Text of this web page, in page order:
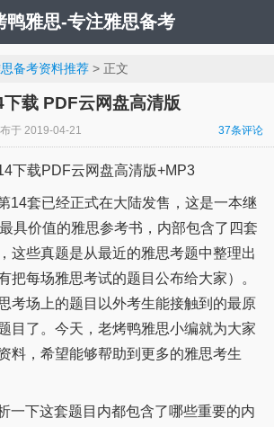
鸭雅思-专注雅思备考
备考资料推荐> 正文
载 PDF云网盘高清版
于 2019-04-21 37条评论
下载PDF云网盘高清版+MP3
14套已经正式在大陆发售，这是一本继
具价值的雅思参考书，内部包含了四套
这些真题是从最近的雅思考题中整理出
把每场雅思考试的题目公布给大家）。
考场上的题目以外考生能接触到的最原
目了。今天，老烤鸭雅思小编就为大家
料，希望能够帮助到更多的雅思考生
一下这套题目内都包含了哪些重要的内